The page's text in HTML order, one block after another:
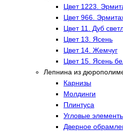
Цвет 1223.
Цвет 966.
Цвет 11. Дуб
Цвет 13. Ясень
Цвет 14. Жемчуг
Цвет 15. Ясень
Лепнина из
Карнизы
Молдинги
Плинтуса
Угловые
Дверное